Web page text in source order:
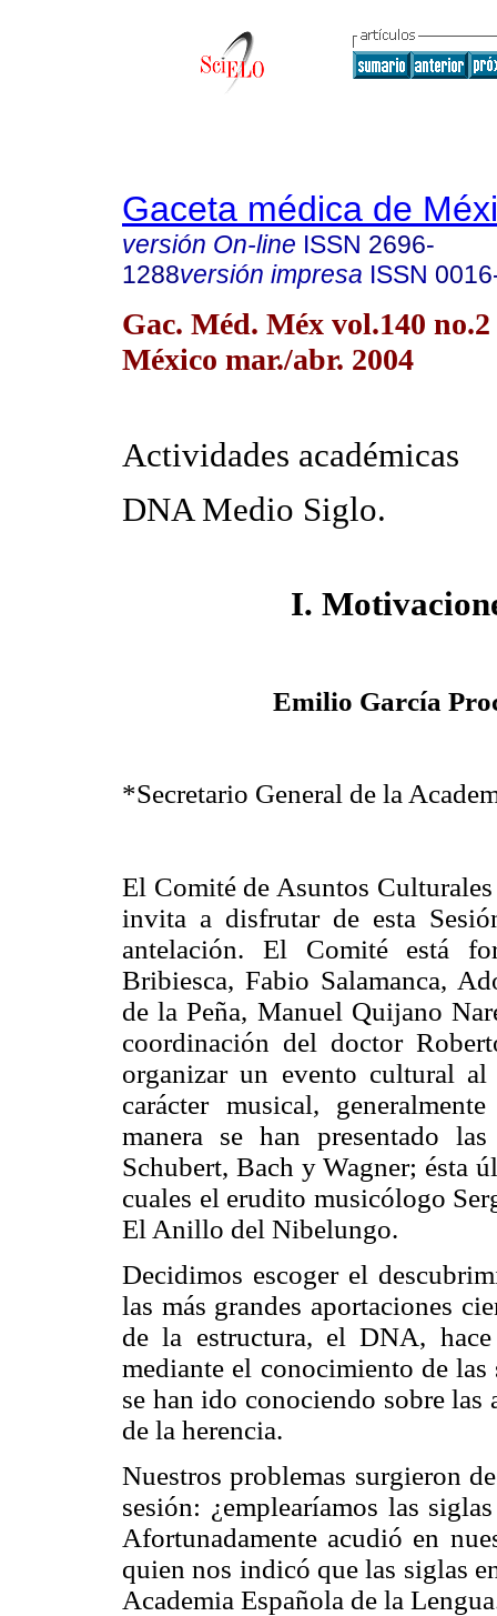
Gaceta médica de
versión On-line ISSN 2696-
1288versión impresa ISSN
Gac. Méd. Méx vol.140
México mar./abr. 2004
Actividades académicas
DNA Medio Siglo.
I.
Emilio García
*Secretario General de la
El Comité de Asuntos
invita a disfrutar de esta
antelación. El Comité está
Bribiesca, Fabio Salamanca,
de la Peña, Manuel Quijano
coordinación del doctor
organizar un evento cultural
carácter musical,
manera se han presentado
Schubert, Bach y Wagner; ésta
cuales el erudito musicólogo
El Anillo del Nibelungo.
Decidimos escoger el
las más grandes aportaciones
de la estructura, el DNA,
mediante el conocimiento de
se han ido conociendo sobre
de la herencia.
Nuestros problemas surgieron
sesión: ¿emplearíamos las
Afortunadamente acudió en
quien nos indicó que las siglas
Academia Española de la